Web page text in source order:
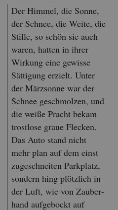
Der Him­mel, die Sonne,
der Schnee, die Weite, die
Stil­le, so schön sie auch
waren, hat­ten in ihrer
Wir­kung eine ge­wis­se
Sät­ti­gung er­zielt. Unter
der März­son­ne war der
Schnee ge­schmol­zen, und
die weiße Pracht bekam
trost­lo­se graue Fle­cken.
Das Auto stand nicht
mehr plan auf dem einst
zu­ge­schnei­ten Park­platz,
son­dern hing plötz­lich in
der Luft, wie von Zau­ber­
hand auf­ge­bockt auf